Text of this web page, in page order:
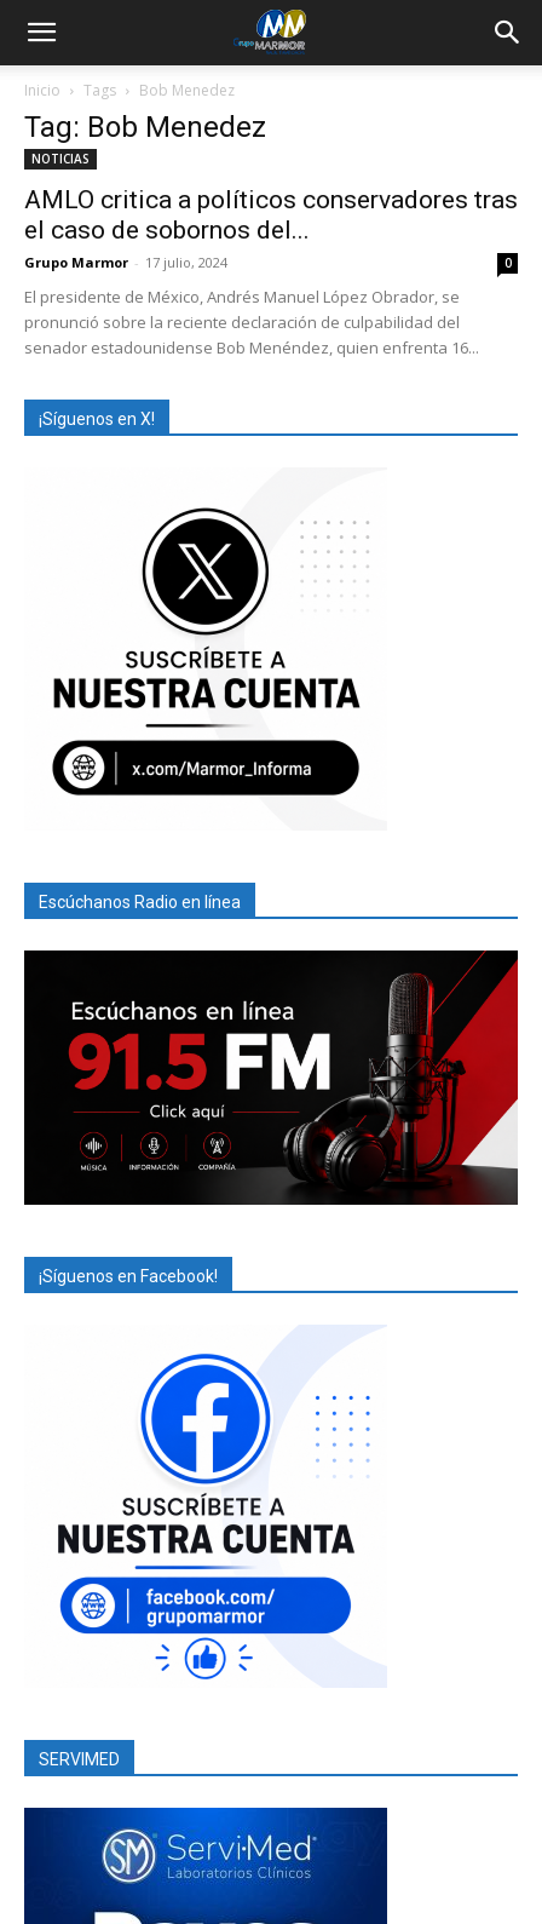
Inicio Tags Bob Menedez
Tag: Bob Menedez
NOTICIAS
AMLO critica a políticos conservadores tras
el caso de sobornos del...
Grupo Marmor - 17 julio, 2024 0
El presidente de México, Andrés Manuel López Obrador, se
pronunció sobre la reciente declaración de culpabilidad del
senador estadounidense Bob Menéndez, quien enfrenta 16...
¡Síguenos en X!
Escúchanos Radio en línea
¡Síguenos en Facebook!
SERVIMED